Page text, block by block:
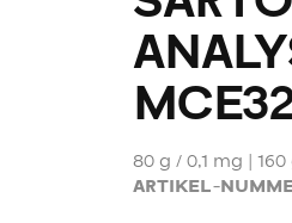
80 g / 0,1 mg |
ARTIKEL-